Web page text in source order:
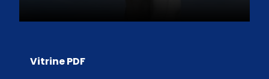
Vitrine PDF